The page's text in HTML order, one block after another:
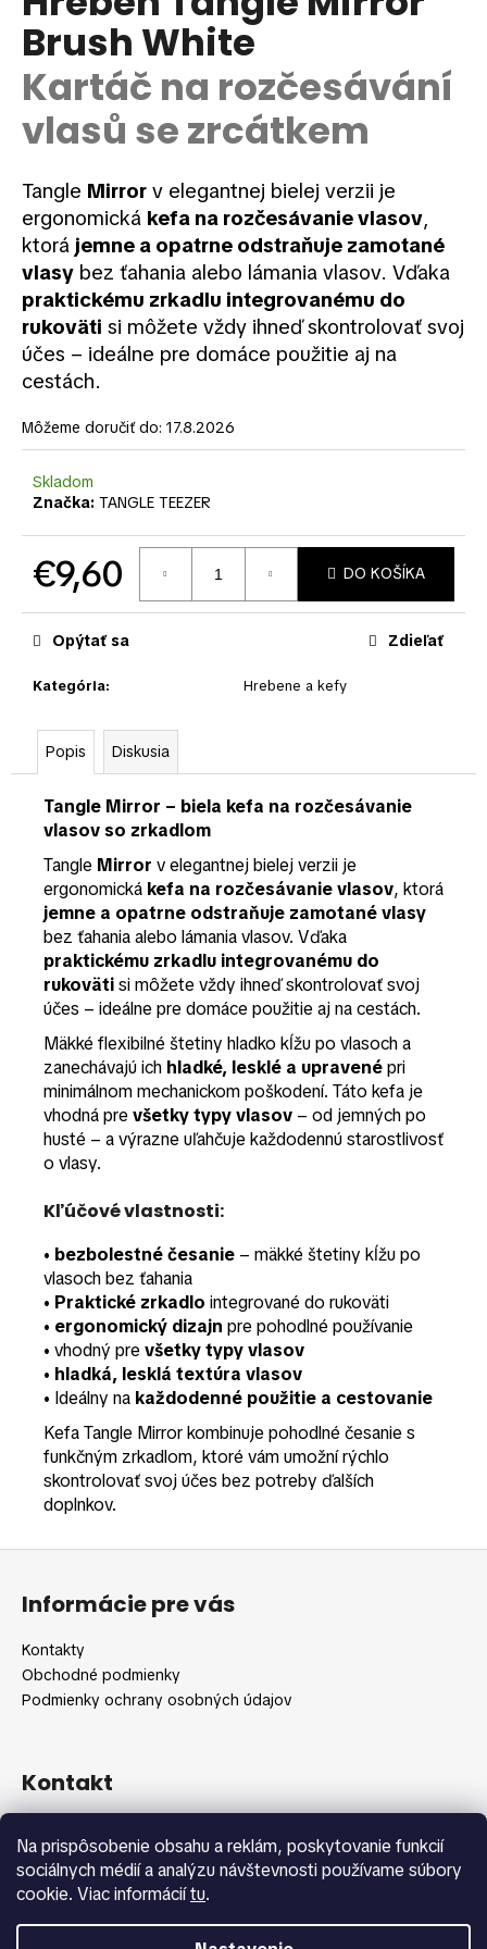
Na prispôsobenie obsahu a reklám, poskytovanie funkcií
sociálnych médií a analýzu návštevnosti používame súbory
cookie. Viac informáciítu.
je
0,0
hviezdičiek.
Brush White
Kartáč na rozčesávání
vlasů se zrcátkem
Tangle Mirror v elegantnej bielej verzii je
ergonomická kefa na rozčesávanie vlasov,
ktorá jemne a opatrne odstraňuje zamotané
vlasy bez ťahania alebo lámania vlasov. Vďaka
praktickému zrkadlu integrovanému do
rukoväti si môžete vždy ihneď skontrolovať svoj
účes – ideálne pre domáce použitie aj na
cestách.
Môžeme doručiť do: 17.8.2026
Skladom
Značka: TANGLE TEEZER
€9,60 DO KOŠÍKA
Kategória: Hrebene a kefy
Opýtať sa Zdieľať
Popis Diskusia
Tangle Mirror – biela kefa na rozčesávanie
vlasov so zrkadlom
Tangle Mirror v elegantnej bielej verzii je
ergonomická kefa na rozčesávanie vlasov, ktorá
jemne a opatrne odstraňuje zamotané vlasy
bez ťahania alebo lámania vlasov. Vďaka
praktickému zrkadlu integrovanému do
rukovätisi môžete vždy ihneď skontrolovať svoj
účes – ideálne pre domáce použitie aj na cestách.
Mäkké flexibilné štetiny hladko kĺžu po vlasoch a
zanechávajú ich hladké, lesklé a upravenépri
minimálnom mechanickom poškodení. Táto kefa je
vhodná prevšetky typy vlasov – od jemných po
husté – a výrazne uľahčuje každodennú starostlivosť
o vlasy.
Kľúčové vlastnosti:
• bezbolestné česanie – mäkké štetiny kĺžu po
vlasoch bez ťahania
• Praktické zrkadlo integrované do rukoväti
• ergonomický dizajn pre pohodlné používanie
• vhodný prevšetky typy vlasov
• hladká, lesklá textúra vlasov
• Ideálny na každodenné použitie a cestovanie
Kefa Tangle Mirror kombinuje pohodlné česanie s
funkčným zrkadlom, ktoré vám umožní rýchlo
skontrolovať svoj účes bez potreby ďalších
doplnkov.
á
j
s
ť
?
HĽADAŤ
O
d
p
o
r
č
a
m
e
Z
Informácie pre vás
Kontakty
Obchodné podmienky
Podmienky ochrany osobných údajov
Kontakt
+420 775 371 692